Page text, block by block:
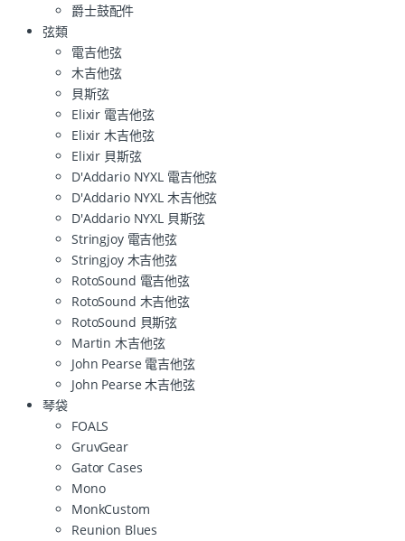
爵士鼓配件
弦類
電吉他弦
木吉他弦
貝斯弦
Elixir 電吉他弦
Elixir 木吉他弦
Elixir 貝斯弦
D'Addario NYXL 電吉他弦
D'Addario NYXL 木吉他弦
D'Addario NYXL 貝斯弦
Stringjoy 電吉他弦
Stringjoy 木吉他弦
RotoSound 電吉他弦
RotoSound 木吉他弦
RotoSound 貝斯弦
Martin 木吉他弦
John Pearse 電吉他弦
John Pearse 木吉他弦
琴袋
FOALS
GruvGear
Gator Cases
Mono
MonkCustom
Reunion Blues